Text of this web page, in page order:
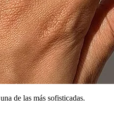
de las más sofisticadas.